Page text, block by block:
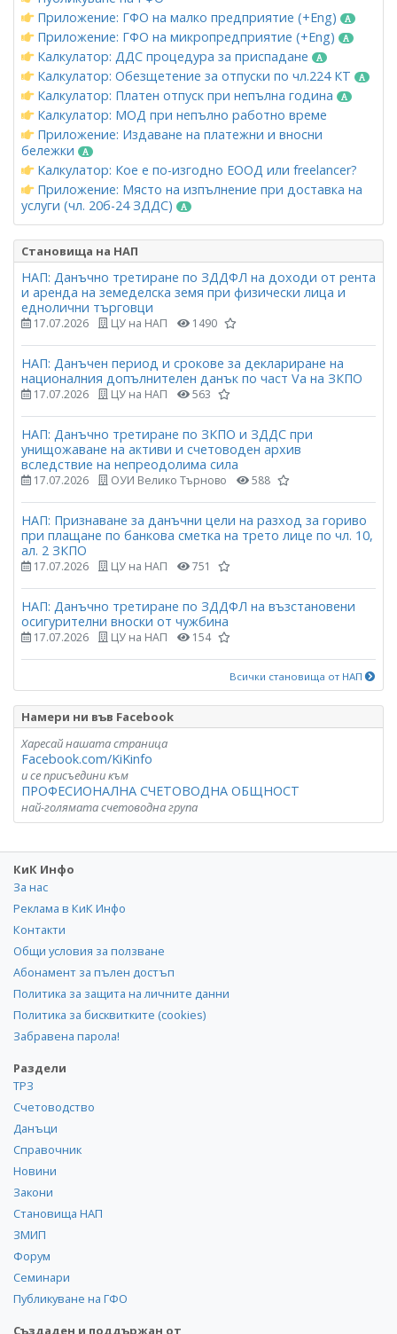
Приложение: ГФО на малко предприятие (+Eng)
Приложение: ГФО на микропредприятие (+Eng)
Калкулатор: ДДС процедура за приспадане
Калкулатор: Обезщетение за отпуски по чл.224 КТ
Калкулатор: Платен отпуск при непълна година
Калкулатор: МОД при непълно работно време
Приложение: Издаване на платежни и вносни
бележки
Калкулатор: Кое е по-изгодно ЕООД или freelancer?
Приложение: Място на изпълнение при доставка на
услуги (чл. 20б-24 ЗДДС)
Становища на НАП
НАП: Данъчно третиране по ЗДДФЛ на доходи от рента
и аренда на земеделска земя при физически лица и
еднолични търговци
17.07.2026 ЦУ на НАП 1490
НАП: Данъчен период и срокове за деклариране на
националния допълнителен данък по част Vа на ЗКПО
17.07.2026 ЦУ на НАП 563
НАП: Данъчно третиране по ЗКПО и ЗДДС при
унищожаване на активи и счетоводен архив
вследствие на непреодолима сила
17.07.2026 ОУИ Велико Търново 588
НАП: Признаване за данъчни цели на разход за гориво
при плащане по банкова сметка на трето лице по чл. 10,
ал. 2 ЗКПО
17.07.2026 ЦУ на НАП 751
НАП: Данъчно третиране по ЗДДФЛ на възстановени
осигурителни вноски от чужбина
17.07.2026 ЦУ на НАП 154
Всички становища от НАП
Намери ни във Facebook
Харесай нашата страница
Facebook.com/KiKinfo
и се присъедини към
ПРОФЕСИОНАЛНА СЧЕТОВОДНА ОБЩНОСТ
най-голямата счетоводна група
КиК Инфо
За нас
Реклама в КиК Инфо
Контакти
Общи условия за ползване
Абонамент за пълен достъп
Политика за защита на личните данни
Политика за бисквитките (cookies)
Забравена парола!
Раздели
ТРЗ
Счетоводство
Данъци
Справочник
Новини
Закони
Становища НАП
ЗМИП
Форум
Семинари
Публикуване на ГФО
Създаден и поддържан от